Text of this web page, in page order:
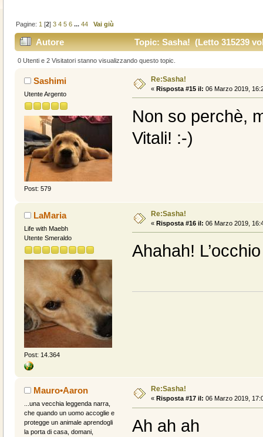
Pagine: 1 [2]3 4 5 6 ...44 Vai giù
Autore Topic: Sasha! (Letto 315239
0 Utenti e 2 Visitatori stanno visualizzando questo topic.
Sashimi
Utente Argento
Post: 579
Re:Sasha!
« Risposta #15 il: 06 Marzo 2019,
Non so perchè,
Vitali! :-)
LaMaria
Life with Maebh
Utente Smeraldo
Post: 14.364
Re:Sasha!
« Risposta #16 il: 06 Marzo 2019,
Ahahah!
Mauro•Aaron
...una vecchia leggenda narra,
che quando un uomo accoglie e
protegge un animale aprendogli
la porta di casa, domani,
Re:Sasha!
« Risposta #17 il: 06 Marzo 2019,
Ah ah ah